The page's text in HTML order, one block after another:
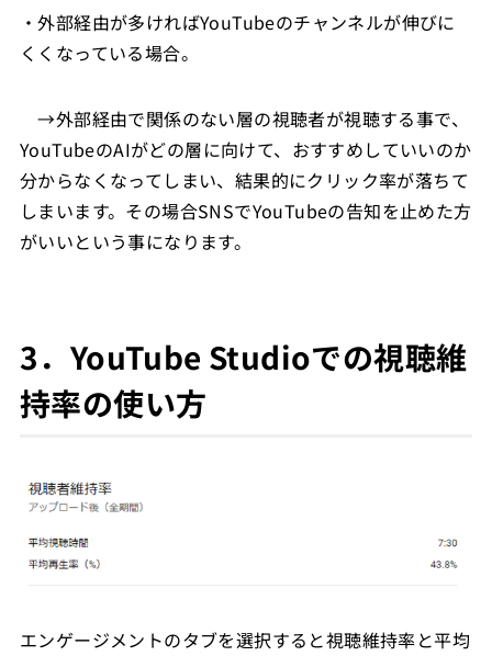
・外部経由が多ければYouTubeのチャンネルが伸びに
くくなっている場合。
→外部経由で関係のない層の視聴者が視聴する事で、
YouTubeのAIがどの層に向けて、おすすめしていいのか
分からなくなってしまい、結果的にクリック率が落ちて
しまいます。その場合SNSでYouTubeの告知を止めた方
がいいという事になります。
3．YouTube Studioでの視聴維
持率の使い方
エンゲージメントのタブを選択すると視聴維持率と平均